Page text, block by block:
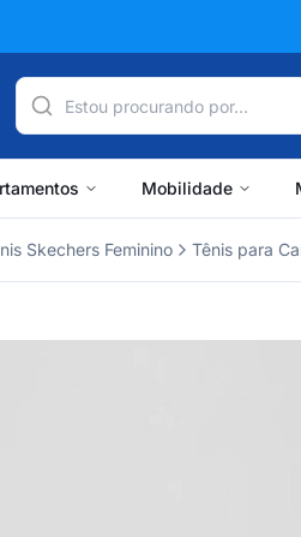
Mobilidade
Skechers Feminino Tênis para